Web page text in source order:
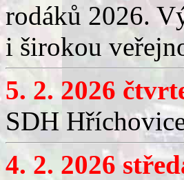
rodáků 2026.
i širokou
5. 2. 2026
SDH
4. 2. 2026